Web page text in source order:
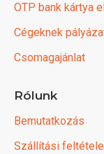
OTP bank kártya
Cégeknek
Csomagajánlat
Rólunk
Bemutatkozás
Szállítási